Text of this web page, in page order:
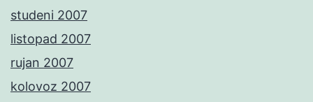
studeni 2007
listopad 2007
rujan 2007
kolovoz 2007